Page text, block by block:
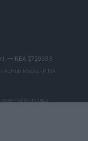
— REA 2729933
AdHub Media · P.IVA
avec l'aide d'outils